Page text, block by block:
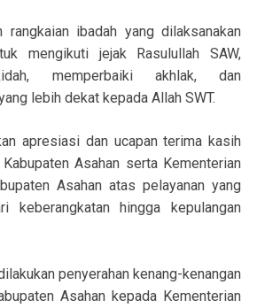
rangkaian ibadah yang dilaksanakan
mengikuti jejak Rasulullah SAW,
memperbaiki akhlak, dan
lebih dekat kepada Allah SWT.
apresiasi dan ucapan terima kasih
Asahan serta Kementerian
Asahan atas pelayanan yang
keberangkatan hingga kepulangan
penyerahan kenang-kenangan
Asahan kepada Kementerian